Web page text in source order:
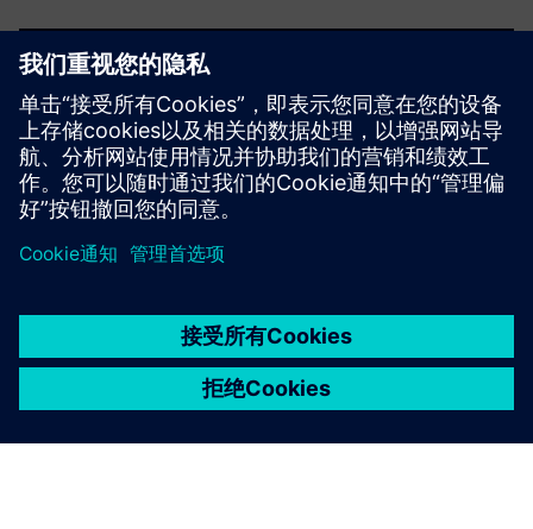
HyperLynx PI 中的直流和交流分
析有什么区别？